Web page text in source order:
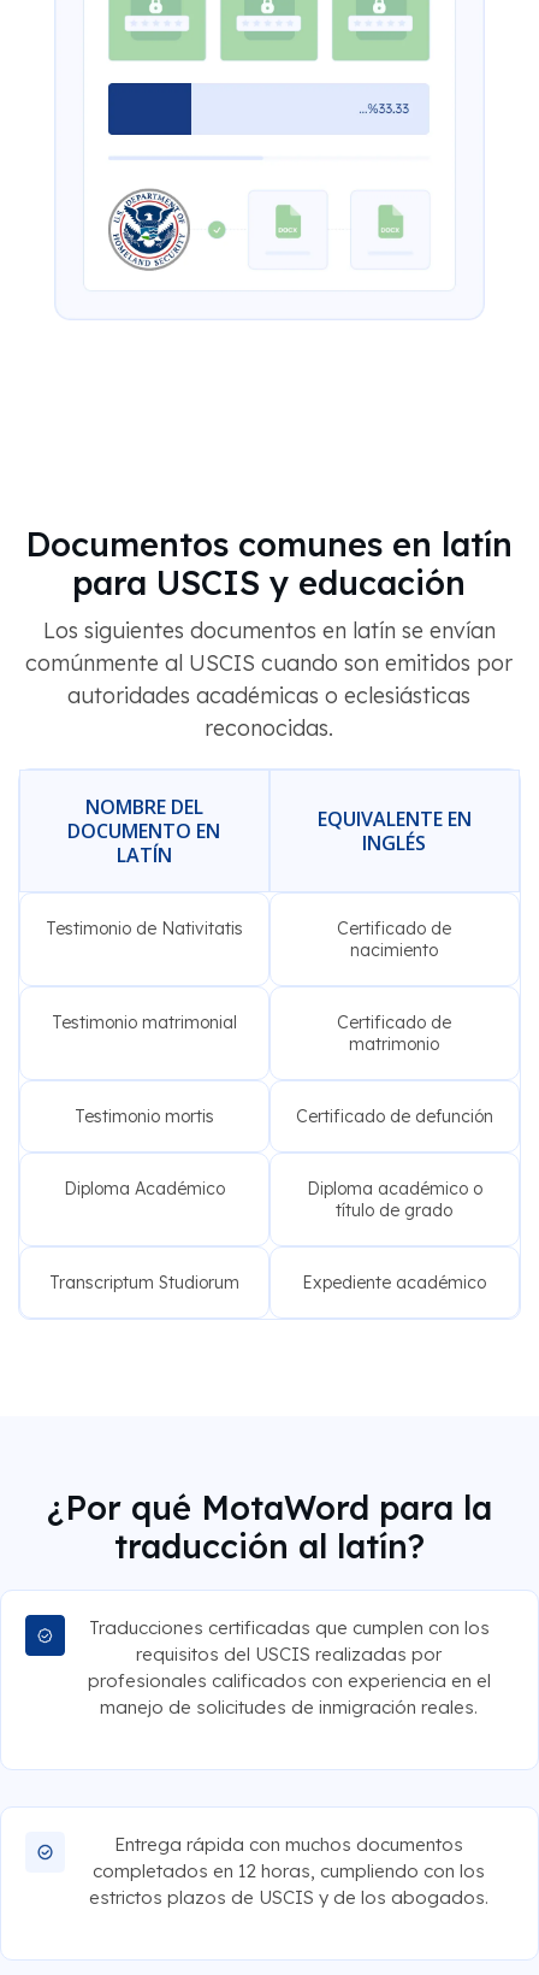
Documentos comunes en latín
para USCIS y educación
Los siguientes documentos en latín se envían
comúnmente al USCIS cuando son emitidos por
autoridades académicas o eclesiásticas
reconocidas.
NOMBRE DEL
DOCUMENTO EN
LATÍN
EQUIVALENTE EN
INGLÉS
Testimonio de Nativitatis
Certificado de
nacimiento
Testimonio matrimonial
Certificado de
matrimonio
Testimonio mortis Certificado de defunción
Diploma Académico
Diploma académico o
título de grado
Transcriptum Studiorum Expediente académico
¿Por qué MotaWord para la
traducción al latín?
Traducciones certificadas que cumplen con los
requisitos del USCIS realizadas por
profesionales calificados con experiencia en el
manejo de solicitudes de inmigración reales.
Entrega rápida con muchos documentos
completados en 12 horas, cumpliendo con los
estrictos plazos de USCIS y de los abogados.